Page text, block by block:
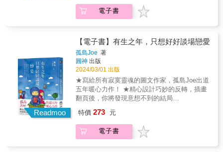
文創作集緩慢是風景的名字，亦是從日常中偷
出來的節奏；每段非日常都有句點，都是下一
風景。∥在她的畫裡看山∥登山可驅走負能量，
在高處遠眺世界，使心胸豁達，它的魅力是無
法言喻的力量，輕度冒險帶來「不確定性」的
吸引力。美好的事物總是一步一步走出來的體
驗。──〈起點〉∥在她的畫裡看海∥兩隻小黑狗
正在乘涼，看著有人到來，不怕生也不疾不徐
地走上海灘，彷彿擁有了東海岸的第一排。我
和富有的狗兒們一起欣賞這一片海。──〈海景
第一排〉∥在她的畫裡看花∥櫻花滿開也終會迎
燦爛是有限的時光，當繁花落盡之前，也要盡
情享受花開時給我們那豐沛的悸動。──〈最後
的櫻花〉∥在她的畫裡看人∥思念的盡頭還是美
電子書
Readmoo
【電子書】有生之年，只想好好談場戀愛
孤島Joe 著
圓神 出版
2024/03/01 出版
★寫給所有寂寞靈魂的圖文作家，孤島Joe出道
五年暖心力作！ ★精心設計巧妙的反轉，插畫
翻頁後，你將發現意想不到的結局
每每破萬人按讚，紛紛敲碗出書！ & 每個人來
到世界時都是一座孤島， 當你喜歡上另一個
人，踏上另一座孤島， 愛，會治癒每一顆寂寞
特價 273 元
電子書